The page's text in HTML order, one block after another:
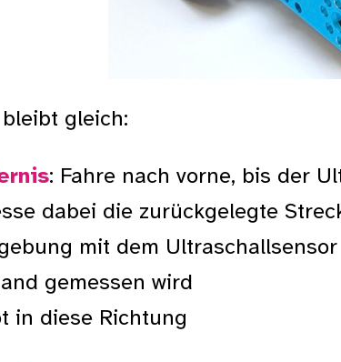
gleich:
: Fahre nach vorne, bis der
dabei die zurückgelegte
mit dem
gemessen wird
in diese Richtung